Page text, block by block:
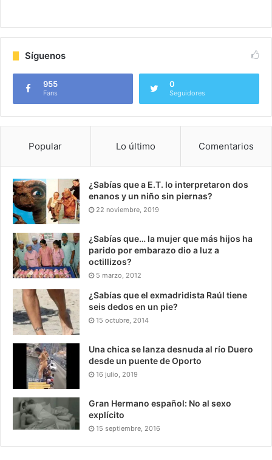
Síguenos
955
Fans
0
Seguidores
Popular Lo último Comentarios
¿Sabías que a E.T. lo interpretaron dos
enanos y un niño sin piernas?
22 noviembre, 2019
¿Sabías que… la mujer que más hijos ha
parido por embarazo dio a luz a
octillizos?
5 marzo, 2012
¿Sabías que el exmadridista Raúl tiene
seis dedos en un pie?
15 octubre, 2014
Una chica se lanza desnuda al río Duero
desde un puente de Oporto
16 julio, 2019
Gran Hermano español: No al sexo
explícito
15 septiembre, 2016